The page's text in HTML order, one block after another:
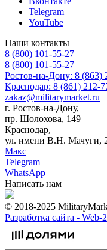
Telegram
YouTube
Наши контакты
8 (800) 101-55-27
8 (800) 101-55-27
Ростов-на-Дону: 8 (863)
Краснодар: 8 (861) 212-
zakaz@militarymarket.ru
г. Ростов-на-Дону,
пр. Шолохова, 149
Краснодар,
ул. имени В.Н. Мачуги,
Макс
Telegram
WhatsApp
Написать нам
© 2018-2025
Разработка сайта - Web-